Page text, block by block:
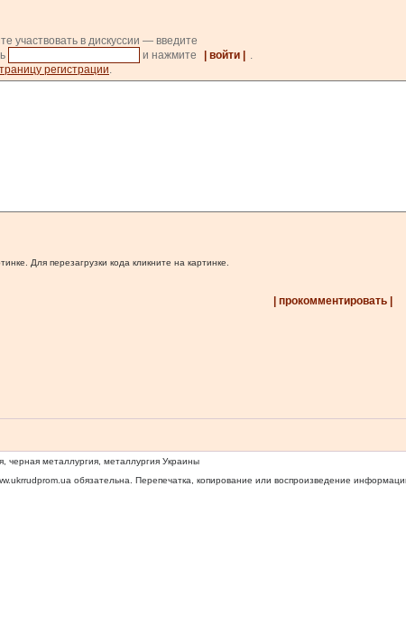
участвовать в дискуссии — введите
и нажмите | войти |
.
регистрации.
Для перезагрузки кода кликните на картинке.
| прокомментировать |
черная металлургия, металлургия Украины
обязательна. Перепечатка, копирование или воспроизведение